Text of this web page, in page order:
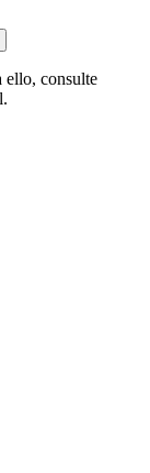
ello, consulte